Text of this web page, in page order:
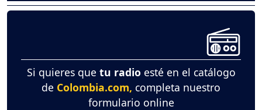
Si quieres que tu radio esté en el catálogo
de Colombia.com, completa nuestro
formulario online